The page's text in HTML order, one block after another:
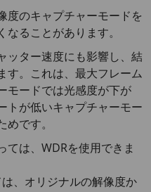
度のキャプチャーモードを
ることがあります。
ッター速度にも影響し、結
す。これは、最大フレーム
モードでは光感度が下が
トが低いキャプチャーモー
です。
ては、WDRを使用できま
、オリジナルの解像度か